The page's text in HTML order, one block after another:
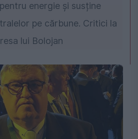
energie și susține
pe cărbune. Critici la
lui Bolojan